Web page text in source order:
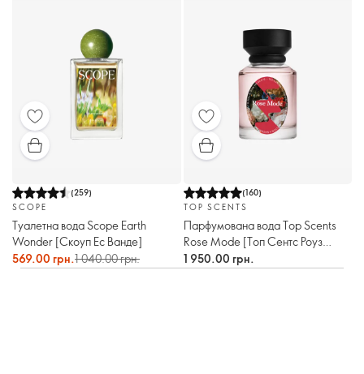
(259)
SCOPE
Туалетна вода Scope Earth
Wonder [Скоуп Ес Ванде]
569.00 грн.1 040.00 грн.
(160)
TOP SCENTS
Парфумована вода Top Scents
Rose Mode [Топ Сентс Роуз
Моуд]
1 950.00 грн.